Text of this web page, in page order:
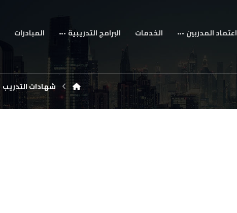
اعتماد المدربين الخدمات البرامج التدريبية المبادرات
شهادات التدريب